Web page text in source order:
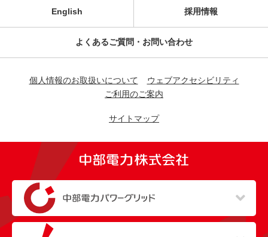
English 採用情報
よくあるご質問・お問い合わせ
個人情報のお取扱いについて
ウェブアクセシビリティ
ご利用のご案内
サイトマップ
（新しいウィンドウを開きます）